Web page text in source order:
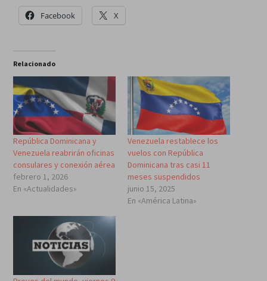
Facebook X
Relacionado
República Dominicana y
Venezuela reabrirán oficinas
consulares y conexión aérea
febrero 1, 2026
En «Actualidades»
Venezuela restablece los
vuelos con República
Dominicana tras casi 11
meses suspendidos
junio 15, 2025
En «América Latina»